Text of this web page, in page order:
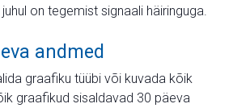
on tegemist signaali häiringuga.
andmed
graafiku tüübi või kuvada kõik
graafikud sisaldavad 30 päeva